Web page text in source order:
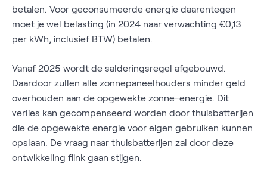
betalen. Voor geconsumeerde energie daarentegen
moet je wel belasting (in 2024 naar verwachting €0,13
per kWh, inclusief BTW) betalen.
Vanaf 2025 wordt de salderingsregel afgebouwd.
Daardoor zullen alle zonnepaneelhouders minder geld
overhouden aan de opgewekte zonne-energie. Dit
verlies kan gecompenseerd worden door thuisbatterijen
die de opgewekte energie voor eigen gebruiken kunnen
opslaan. De vraag naar thuisbatterijen zal door deze
ontwikkeling flink gaan stijgen.